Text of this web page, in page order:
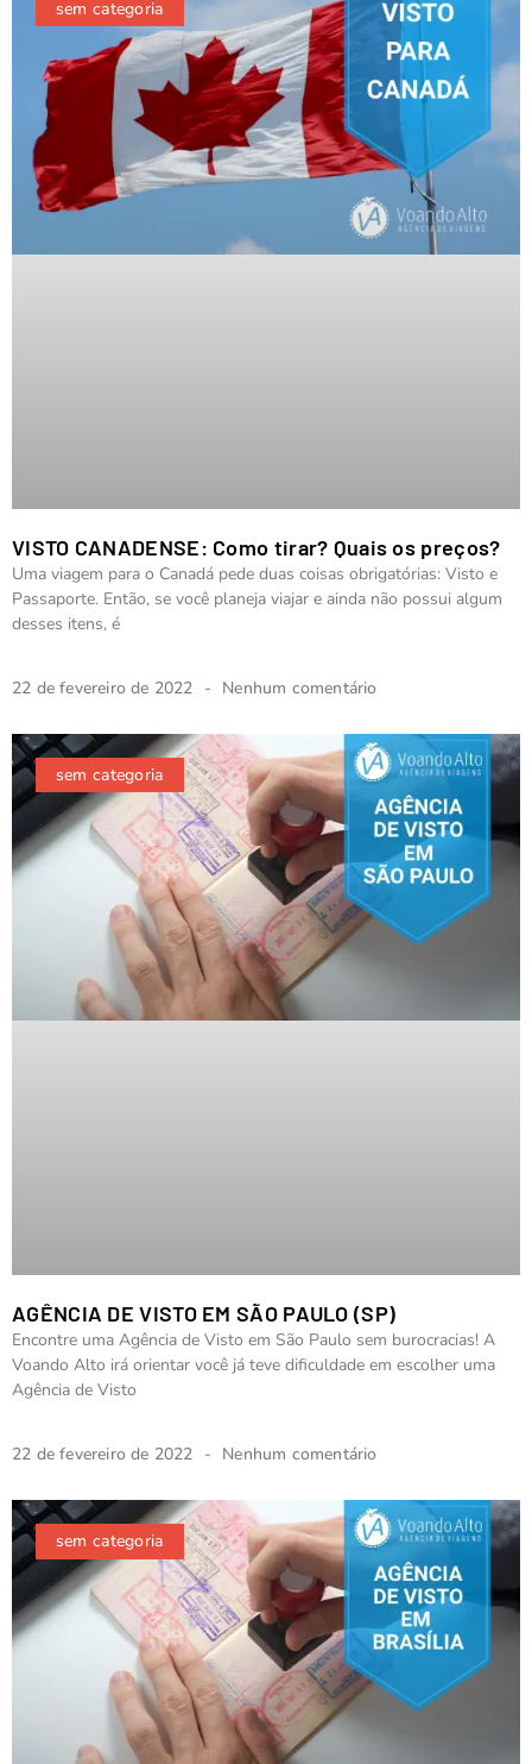
sem categoria
VISTO CANADENSE: Como tirar? Quais os preços?
Uma viagem para o Canadá pede duas coisas obrigatórias: Visto e
Passaporte. Então, se você planeja viajar e ainda não possui algum
desses itens, é
22 de fevereiro de 2022 Nenhum comentário
sem categoria
AGÊNCIA DE VISTO EM SÃO PAULO (SP)
Encontre uma Agência de Visto em São Paulo sem burocracias! A
Voando Alto irá orientar você já teve dificuldade em escolher uma
Agência de Visto
22 de fevereiro de 2022 Nenhum comentário
sem categoria